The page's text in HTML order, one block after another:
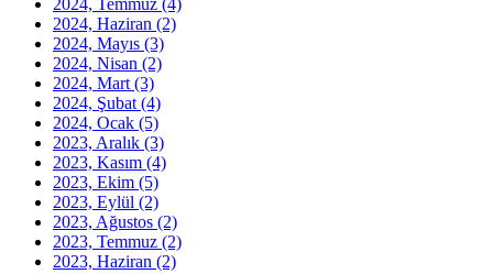
2024, Haziran (2)
2024, Mayıs (3)
2024, Nisan (2)
2024, Mart (3)
2024, Şubat (4)
2024, Ocak (5)
2023, Aralık (3)
2023, Kasım (4)
2023, Ekim (5)
2023, Eylül (2)
2023, Ağustos (2)
2023, Temmuz (2)
2023, Haziran (2)